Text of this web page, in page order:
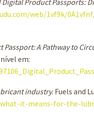
web/1vf9k/
Passport: A Pathway to
em:
industry. Fuels and
it-means-for-the-